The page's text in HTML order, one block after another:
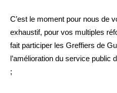
C’est le moment pour nous de
exhaustif, pour vos multiples
fait participer les Greffiers de
l’amélioration du service public
;